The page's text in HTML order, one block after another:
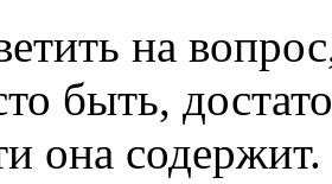
на
быть,
она